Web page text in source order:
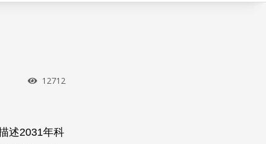
瀏覽次數
12712
述2031年科